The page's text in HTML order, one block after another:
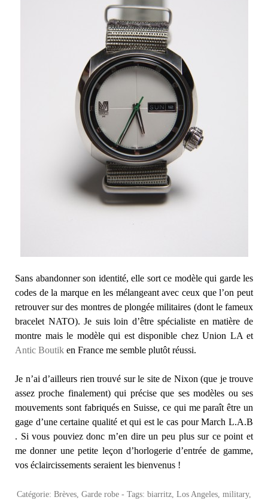
Sans abandonner son identité, elle sort ce modèle qui garde les
codes de la marque en les mélangeant avec ceux que l’on peut
retrouver sur des montres de plongée militaires (dont le fameux
bracelet NATO). Je suis loin d’être spécialiste en matière de
montre mais le modèle qui est disponible chez Union LA et
Antic Boutik en France me semble plutôt réussi.
Je n’ai d’ailleurs rien trouvé sur le site de Nixon (que je trouve
assez proche finalement) qui précise que ses modèles ou ses
mouvements sont fabriqués en Suisse, ce qui me paraît être un
gage d’une certaine qualité et qui est le cas pour March L.A.B
. Si vous pouviez donc m’en dire un peu plus sur ce point et
me donner une petite leçon d’horlogerie d’entrée de gamme,
vos éclaircissements seraient les bienvenus !
Catégorie: Brèves Garde robe - Tags: biarritz Los Angeles military,